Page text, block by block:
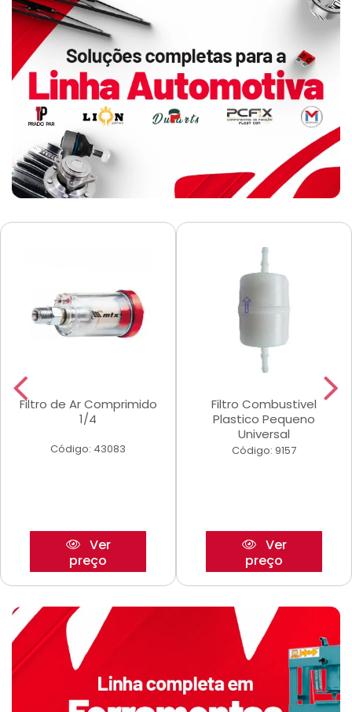
Filtro de Ar Comprimido
1/4
Código: 43083
Ver
preço
Filtro Combustivel
Plastico Pequeno
Universal
Código: 9157
Ver
preço